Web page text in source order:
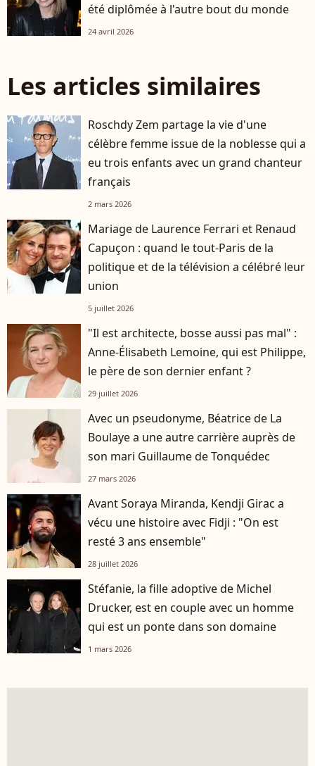
été diplômée à l'autre bout du monde
24 avril 2026
Les articles similaires
Roschdy Zem partage la vie d'une
célèbre femme issue de la noblesse qui a
eu trois enfants avec un grand chanteur
français
2 mars 2026
Mariage de Laurence Ferrari et Renaud
Capuçon : quand le tout-Paris de la
politique et de la télévision a célébré leur
union
5 juillet 2026
"Il est architecte, bosse aussi pas mal" :
Anne-Élisabeth Lemoine, qui est Philippe,
le père de son dernier enfant ?
29 juillet 2026
Avec un pseudonyme, Béatrice de La
Boulaye a une autre carrière auprès de
son mari Guillaume de Tonquédec
27 mars 2026
Avant Soraya Miranda, Kendji Girac a
vécu une histoire avec Fidji : "On est
resté 3 ans ensemble"
28 juillet 2026
Stéfanie, la fille adoptive de Michel
Drucker, est en couple avec un homme
qui est un ponte dans son domaine
1 mars 2026